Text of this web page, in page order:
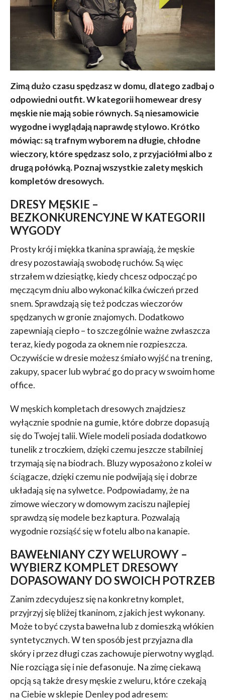
Zimą dużo czasu spędzasz w domu, dlatego zadbaj o
odpowiedni outfit. W kategorii homewear dresy
męskie nie mają sobie równych. Są niesamowicie
wygodne i wyglądają naprawdę stylowo. Krótko
mówiąc: są trafnym wyborem na długie, chłodne
wieczory, które spędzasz solo, z przyjaciółmi albo z
drugą połówką. Poznaj wszystkie zalety męskich
kompletów dresowych.
DRESY MĘSKIE –
BEZKONKURENCYJNE W KATEGORII
WYGODY
Prosty krój i miękka tkanina sprawiają, że męskie
dresy pozostawiają swobodę ruchów. Są więc
strzałem w dziesiątkę, kiedy chcesz odpocząć po
męczącym dniu albo wykonać kilka ćwiczeń przed
snem. Sprawdzają się też podczas wieczorów
spędzanych w gronie znajomych. Dodatkowo
zapewniają ciepło – to szczególnie ważne zwłaszcza
teraz, kiedy pogoda za oknem nie rozpieszcza.
Oczywiście w dresie możesz śmiało wyjść na trening,
zakupy, spacer lub wybrać go do pracy w swoim home
office.
W męskich kompletach dresowych znajdziesz
wyłącznie spodnie na gumie, które dobrze dopasują
się do Twojej talii. Wiele modeli posiada dodatkowo
tunelik z troczkiem, dzięki czemu jeszcze stabilniej
trzymają się na biodrach. Bluzy wyposażono z kolei w
ściągacze, dzięki czemu nie podwijają się i dobrze
układają się na sylwetce. Podpowiadamy, że na
zimowe wieczory w domowym zaciszu najlepiej
sprawdzą się modele bez kaptura. Pozwalają
wygodnie rozsiąść się w fotelu albo na kanapie.
BAWEŁNIANY CZY WELUROWY –
WYBIERZ KOMPLET DRESOWY
DOPASOWANY DO SWOICH POTRZEB
Zanim zdecydujesz się na konkretny komplet,
przyjrzyj się bliżej tkaninom, z jakich jest wykonany.
Może to być czysta bawełna lub z domieszką włókien
syntetycznych. W ten sposób jest przyjazna dla
skóry i przez długi czas zachowuje pierwotny wygląd.
Nie rozciąga się i nie defasonuje. Na zimę ciekawą
opcją są także dresy męskie z weluru, które czekają
na Ciebie w sklepie Denley pod adresem: